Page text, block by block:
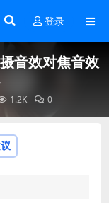
登录
音效对焦音效
1.2K 0